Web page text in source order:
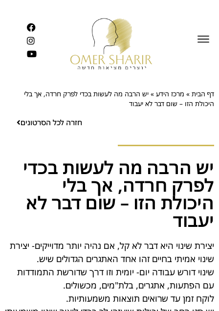
דף הבית » מרכז הידע » יש הרבה מה לעשות בכדי לפרק חרדה, אך בלי
היכולת הזו – שום דבר לא יעבוד
חזרה לכל הסרטונים
יש הרבה מה לעשות בכדי
לפרק חרדה, אך בלי
היכולת הזו – שום דבר לא
יעבוד
יצירת שינוי היא דבר לא קל, אם נהיה יותר מדוייקים- יצירת
שינוי אמיתי בחיים זהו אחד האתגרים הגדולים שיש.
שינוי דורש עבודה יום- יומית וזו דרך שדורשת התמודדות
עם הפתעות, אתגרים, בלת"מים, מכשולים.
לוקח זמן עד שרואים תוצאות משמעותיות.